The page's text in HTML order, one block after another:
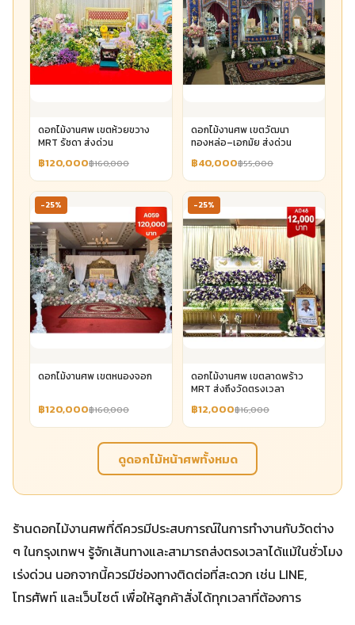
ดอกไม้งานศพ เขตห้วยขวาง
MRT รัชดา ส่งด่วน
฿120,000฿160,000
ดอกไม้งานศพ เขตวัฒนา
ทองหล่อ–เอกมัย ส่งด่วน
฿40,000฿55,000
-25%
ดอกไม้งานศพ เขตหนองจอก
฿120,000฿160,000
-25%
ดอกไม้งานศพ เขตลาดพร้าว
MRT ส่งถึงวัดตรงเวลา
฿12,000฿16,000
ดูดอกไม้หน้าศพทั้งหมด
ร้านดอกไม้งานศพที่ดีควรมีประสบการณ์ในการทำงานกับวัดต่าง
ๆ ในกรุงเทพฯ รู้จักเส้นทางและสามารถส่งตรงเวลาได้แม้ในชั่วโมง
เร่งด่วน นอกจากนี้ควรมีช่องทางติดต่อที่สะดวก เช่น LINE,
โทรศัพท์ และเว็บไซต์ เพื่อให้ลูกค้าสั่งได้ทุกเวลาที่ต้องการ